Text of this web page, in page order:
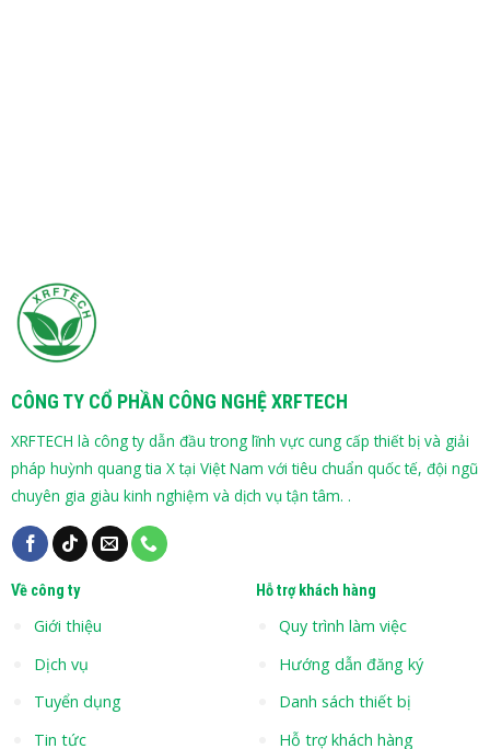
CÔNG TY CỔ PHẦN CÔNG NGHỆ XRFTECH
XRFTECH là công ty dẫn đầu trong lĩnh vực cung cấp thiết bị và giải
pháp huỳnh quang tia X tại Việt Nam với tiêu chuẩn quốc tế, đội ngũ
chuyên gia giàu kinh nghiệm và dịch vụ tận tâm. .
Về công ty
Giới thiệu
Dịch vụ
Tuyển dụng
Tin tức
Hỗ trợ khách hàng
Quy trình làm việc
Hướng dẫn đăng ký
Danh sách thiết bị
Hỗ trợ khách hàng